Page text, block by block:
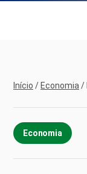
Início / Economia /
Economia